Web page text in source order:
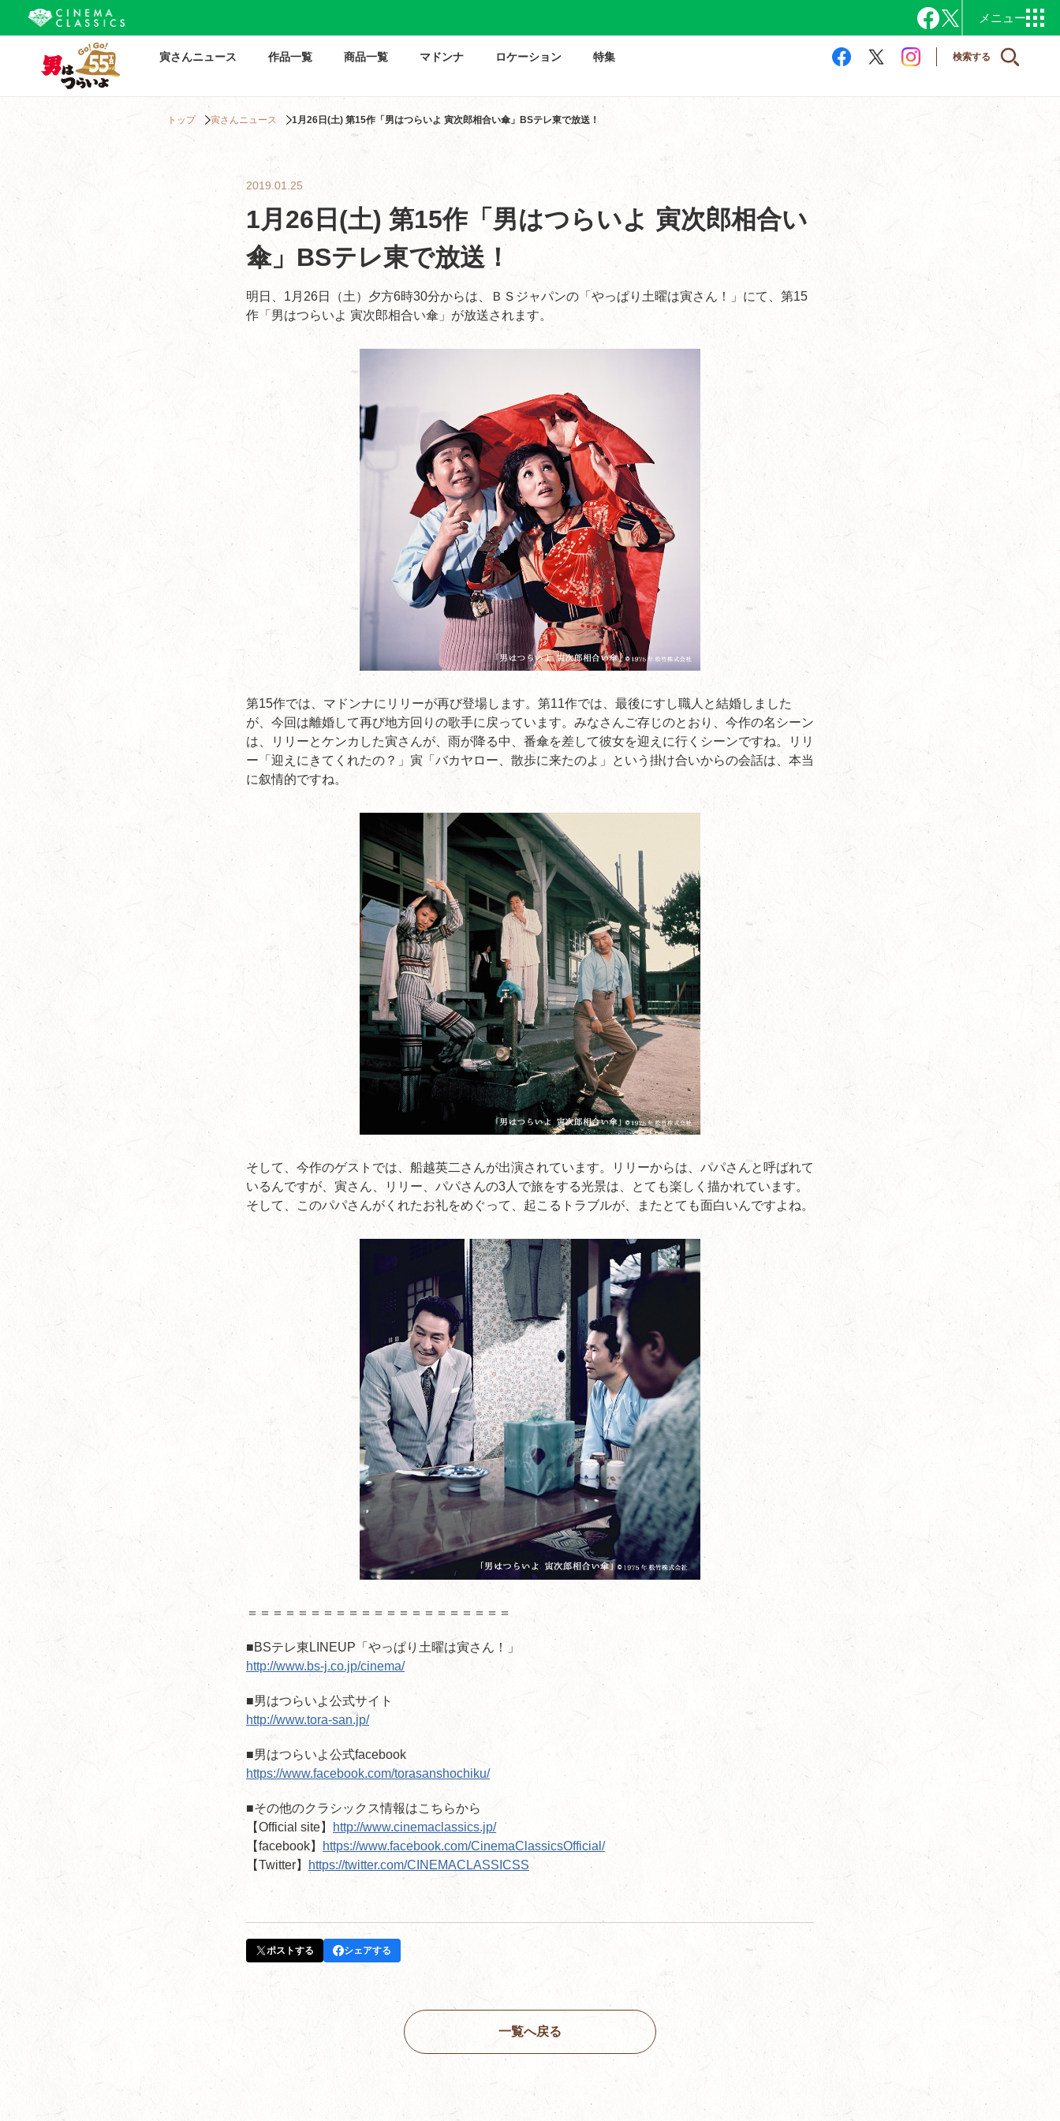
寅さんニュース 作品一覧 商品一覧 マドンナ ロケーション 特集 検索する
トップ 寅さんニュース 1月26日(土) 第15作「男はつらいよ 寅次郎相合い傘」BSテレ東で放送！
2019.01.25
1月26日(土) 第15作「男はつらいよ 寅次郎相合い
傘」BSテレ東で放送！
明日、1月26日（土）夕方6時30分からは、ＢＳジャパンの「やっぱり土曜は寅さん！」にて、第15
作「男はつらいよ 寅次郎相合い傘」が放送されます。
第15作では、マドンナにリリーが再び登場します。第11作では、最後にすし職人と結婚しました
が、今回は離婚して再び地方回りの歌手に戻っています。みなさんご存じのとおり、今作の名シーン
は、リリーとケンカした寅さんが、雨が降る中、番傘を差して彼女を迎えに行くシーンですね。リリ
ー「迎えにきてくれたの？」寅「バカヤロー、散歩に来たのよ」という掛け合いからの会話は、本当
に叙情的ですね。
そして、今作のゲストでは、船越英二さんが出演されています。リリーからは、パパさんと呼ばれて
いるんですが、寅さん、リリー、パパさんの3人で旅をする光景は、とても楽しく描かれています。
そして、このパパさんがくれたお礼をめぐって、起こるトラブルが、またとても面白いんですよね。
＝＝＝＝＝＝＝＝＝＝＝＝＝＝＝＝＝＝＝＝＝
■BSテレ東LINEUP「やっぱり土曜は寅さん！」
http://www.bs-j.co.jp/cinema/
■男はつらいよ公式サイト
http://www.tora-san.jp/
■男はつらいよ公式facebook
https://www.facebook.com/torasanshochiku/
■その他のクラシックス情報はこちらから
【Official site】
http://www.cinemaclassics.jp/
【facebook】
https://www.facebook.com/CinemaClassicsOfficial/
【Twitter】
https://twitter.com/CINEMACLASSICSS
ポストする シェアする
一覧へ戻る